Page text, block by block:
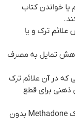
یا خواندن کتاب
ترک و یا
تمایل به مصرف
در آن علائم ترک
ذهنی برای قطع
همچنین، پزشک ممکن است بهترین روش ترک Methadone بدون